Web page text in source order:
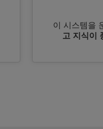
이 시스템을
고 지식이